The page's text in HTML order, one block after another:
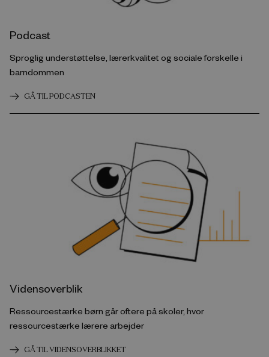
Podcast
Sproglig understøttelse, lærerkvalitet og sociale forskelle i
barndommen
GÅ TIL PODCASTEN
Vidensoverblik
Ressourcestærke børn går oftere på skoler, hvor
ressourcestærke lærere arbejder
GÅ TIL VIDENSOVERBLIKKET